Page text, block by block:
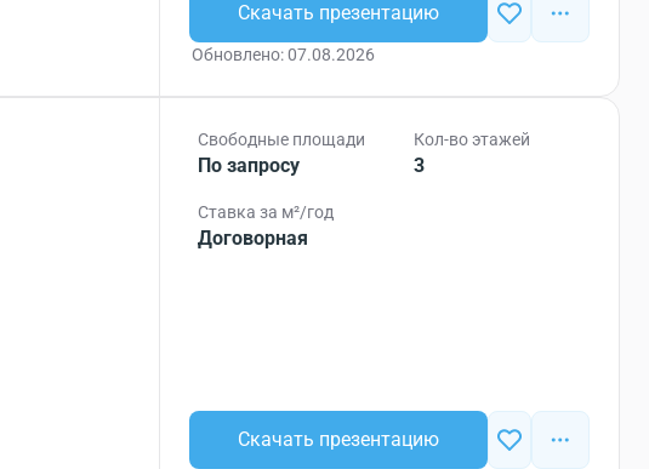
Скачать презентацию
Обновлено: 07.08.2026
Свободные площади
По запросу
Кол-во этажей
3
Ставка за м²/год
Договорная
Скачать презентацию